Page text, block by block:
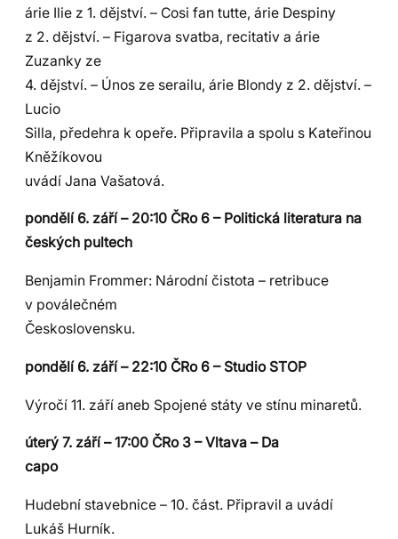
árie Ilie z 1. dějství. – Cosi fan tutte, árie Despiny
z 2. dějství. – Figarova svatba, recitativ a árie
Zuzanky ze
4. dějství. – Únos ze serailu, árie Blondy z 2. dějství. –
Lucio
Silla, předehra k opeře. Připravila a spolu s Kateřinou
Kněžíkovou
uvádí Jana Vašatová.
pondělí 6. září – 20:10 ČRo 6 – Politická literatura na
českých pultech
Benjamin Frommer: Národní čistota – retribuce
v poválečném
Československu.
pondělí 6. září – 22:10 ČRo 6 – Studio STOP
Výročí 11. září aneb Spojené státy ve stínu minaretů.
úterý 7. září – 17:00 ČRo 3 – Vltava – Da
capo
Hudební stavebnice – 10. část. Připravil a uvádí
Lukáš Hurník.